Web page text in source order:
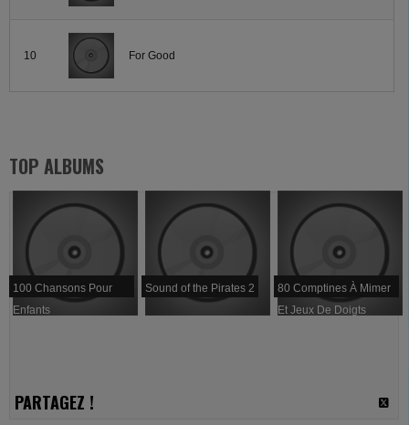
10 For Good
TOP ALBUMS
100 Chansons Pour
Enfants
Sound of the Pirates 2
80 Comptines À Mimer
Et Jeux De Doigts
PARTAGEZ !